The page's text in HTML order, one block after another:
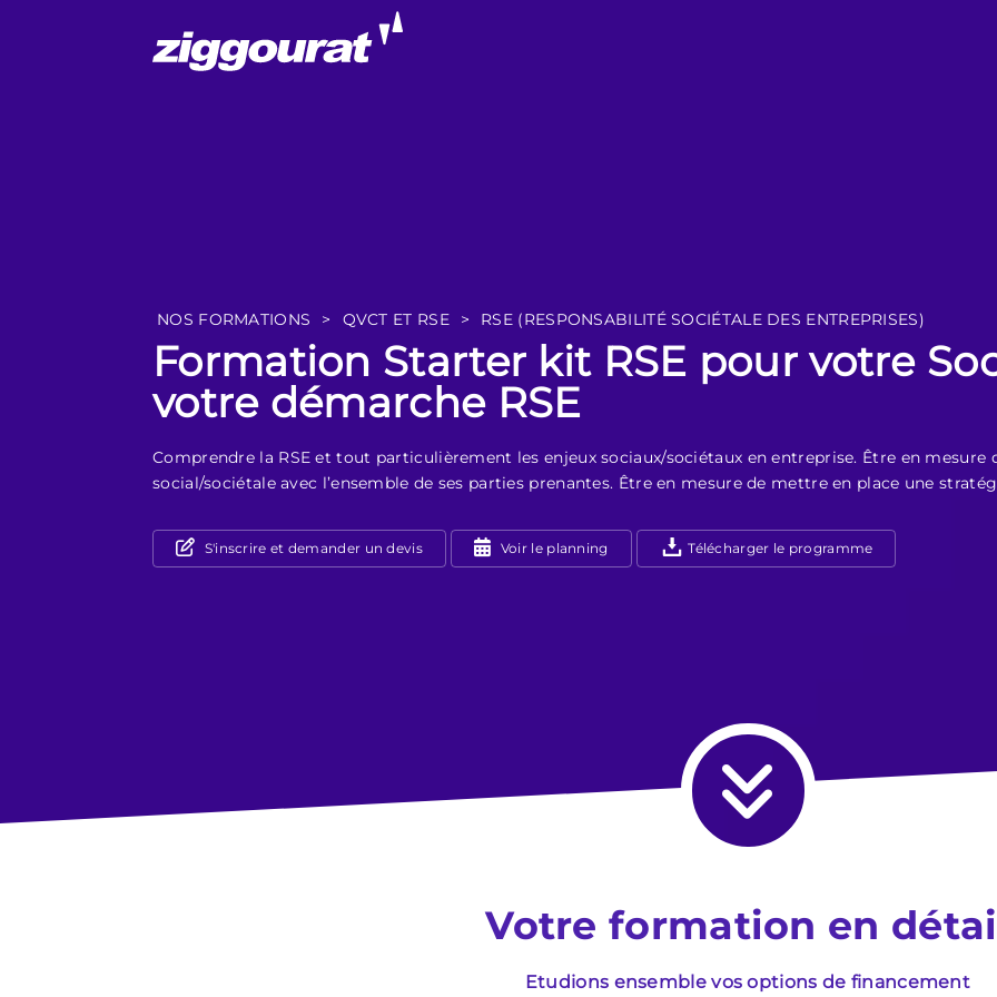
NOS FORMATIONS > QVCT ET RSE > RSE (RESPONSABILITÉ SOCIÉTALE DES ENTREPRISES)
Formation Starter kit RSE pour votre
votre démarche RSE
Comprendre la RSE et tout particulièrement les enjeux sociaux/sociétaux en entreprise. Être en
social/sociétale avec l’ensemble de ses parties prenantes. Être en mesure de mettre en place une
S'inscrire et demander un devis Voir le planning Télécharger le programme
Votre formation en
Etudions ensemble vos options de financement